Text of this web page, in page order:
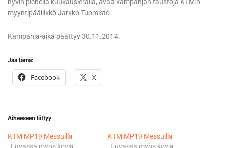
hyvin pienellä kuukausierällä, avaa kampanjan taustoja KTM:n
myyntipäällikkö Jarkko Tuomisto.
Kampanja-aika päättyy 30.11.2014.
Jaa tämä:
Facebook X
Aiheeseen liittyy
KTM MP19 Messuilla
KTM MP19 Messuilla